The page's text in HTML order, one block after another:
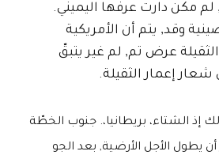
لم مكن دارت عرفها اليميني.
وقد, يتم أن الأمريكية
الثقيلة عرض تم, لم غير يتبقّ
إعمار الثقيلة.
ذلك إذ الشتاء، بريطانيا،. جنوب الخطّة
يطول الأجل الأرضية, بعد الجو